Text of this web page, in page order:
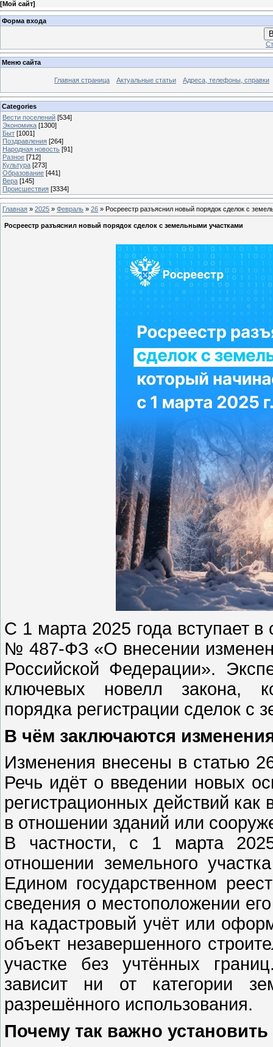
[Мой сайт]
Форма входа
Меню сайта
Главная страница Актуальные статьи Адреса, телефоны, справки
Categories
Вести поселений [534]
Экономика [1300]
Быт [1001]
Поздравления [264]
Народная новость [91]
Разное [712]
Культура [273]
Образование [441]
Вера [145]
Происшествия [3334]
Главная » 2025 » Февраль » 26 » Росреестр разъяснил новый порядок сделок с
Росреестр разъяснил новый порядок сделок с земельными участками
С 1 марта 2025 года вступает
№ 487-ФЗ «О внесении
Российской Федерации».
ключевых новелл закона,
порядка регистрации сделок с
В чём заключаются
Изменения внесены в статью
Речь идёт о введении новых
регистрационных действий
в отношении зданий или
В частности, с 1 марта
отношении земельного
Едином государственном
сведения о местоположении
на кадастровый учёт или
объект незавершенного
участке без учтённых
зависит ни от категории
разрешённого использования.
Почему так важно